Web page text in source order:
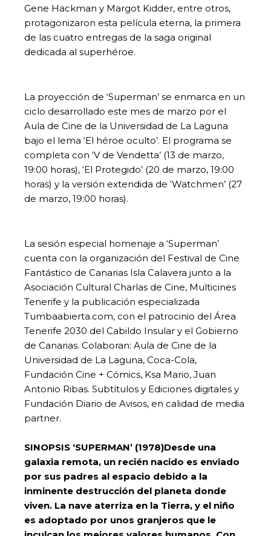
Gene Hackman y Margot Kidder, entre otros,
protagonizaron esta película eterna, la primera
de las cuatro entregas de la saga original
dedicada al superhéroe.
La proyección de ‘Superman’ se enmarca en un
ciclo desarrollado este mes de marzo por el
Aula de Cine de la Universidad de La Laguna
bajo el lema ‘El héroe oculto’. El programa se
completa con ‘V de Vendetta’ (13 de marzo,
19:00 horas), ‘El Protegido’ (20 de marzo, 19:00
horas) y la versión extendida de ‘Watchmen’ (27
de marzo, 19:00 horas).
La sesión especial homenaje a ‘Superman’
cuenta con la organización del Festival de Cine
Fantástico de Canarias Isla Calavera junto a la
Asociación Cultural Charlas de Cine, Multicines
Tenerife y la publicación especializada
Tumbaabierta.com, con el patrocinio del Área
Tenerife 2030 del Cabildo Insular y el Gobierno
de Canarias. Colaboran: Aula de Cine de la
Universidad de La Laguna, Coca-Cola,
Fundación Cine + Cómics, Ksa Mario, Juan
Antonio Ribas. Subtítulos y Ediciones digitales y
Fundación Diario de Avisos, en calidad de media
partner.
SINOPSIS ‘SUPERMAN’ (1978)Desde una
galaxia remota, un recién nacido es enviado
por sus padres al espacio debido a la
inminente destrucción del planeta donde
viven. La nave aterriza en la Tierra, y el niño
es adoptado por unos granjeros que le